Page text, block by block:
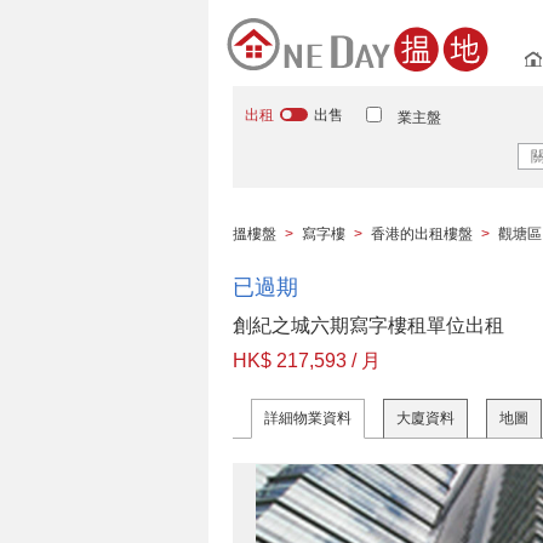
出租 出售 業主盤
搵樓盤 > 寫字樓 > 香港的出租樓盤 > 觀塘區
已過期
創紀之城六期寫字樓租單位出租
HK$ 217,593 / 月
詳細物業資料 大廈資料 地圖